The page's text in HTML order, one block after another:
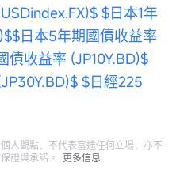
$日本1年
$日本5年期國債收益率
債收益率 (JP10Y.BD)$
$日經225
人觀點，不代表富途任何立場，亦不
證與承諾。
更多信息